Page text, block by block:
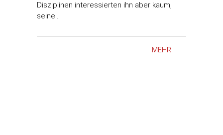
Disziplinen interessierten ihn aber kaum,
seine…
MEHR